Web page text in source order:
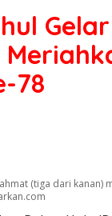
78
(tiga dari